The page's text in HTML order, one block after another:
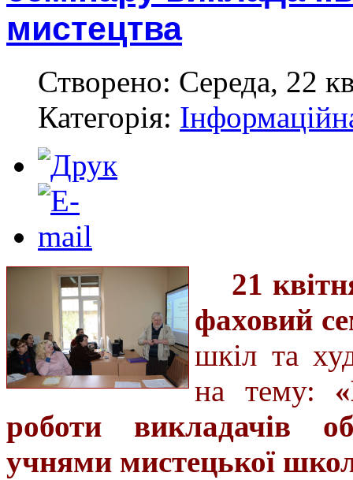
мистецтва
Створено: Середа, 22
Категорія:
21
фаховий
шкіл та
на тему:
роботи викладачів
учнями мистецької